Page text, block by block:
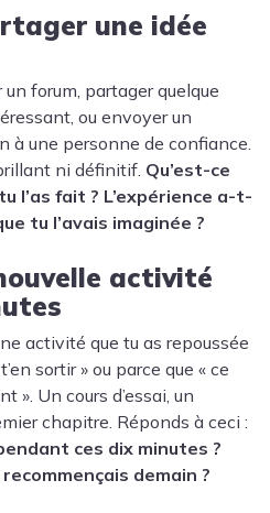
une idée
forum, partager quelque
ou envoyer un
à une personne de confiance.
ni définitif. Qu’est-ce
l’as fait ? L’expérience a-t-
tu l’avais imaginée ?
activité
activité que tu as repoussée
sortir » ou parce que « ce
». Un cours d’essai, un
chapitre. Réponds à ceci :
ces dix minutes ?
demain ?